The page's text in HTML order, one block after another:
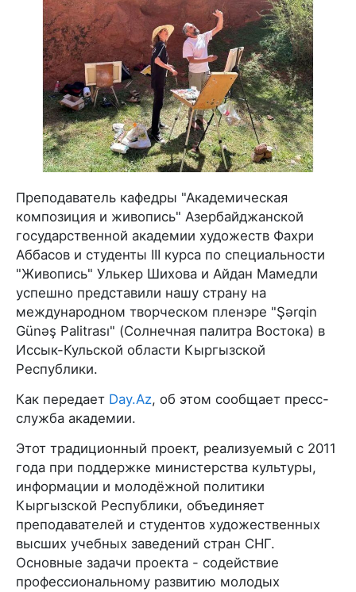
Преподаватель кафедры "Академическая
композиция и живопись" Азербайджанской
государственной академии художеств Фахри
Аббасов и студенты III курса по специальности
"Живопись" Улькер Шихова и Айдан Мамедли
успешно представили нашу страну на
международном творческом пленэре "Şərqin
Günəş Palitrası" (Солнечная палитра Востока) в
Иссык-Кульской области Кыргызской
Республики.
Как передает Day.Az, об этом сообщает пресс-
служба академии.
Этот традиционный проект, реализуемый с 2011
года при поддержке министерства культуры,
информации и молодёжной политики
Кыргызской Республики, объединяет
преподавателей и студентов художественных
высших учебных заведений стран СНГ.
Основные задачи проекта - содействие
профессиональному развитию молодых